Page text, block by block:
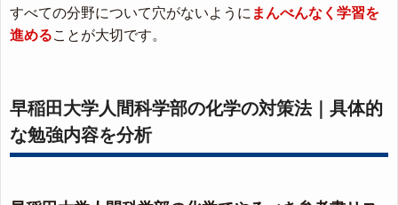
すべての分野について穴がないように まんべんなく学習を
進めることが大切です。
早稲田大学人間科学部の化学の対策法｜具体的
な勉強内容を分析